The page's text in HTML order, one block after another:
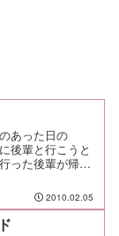
あった日の
後輩と行こうと
った後輩が帰っ
人達と話す機会
がそういう人達
っか...
2010.02.05